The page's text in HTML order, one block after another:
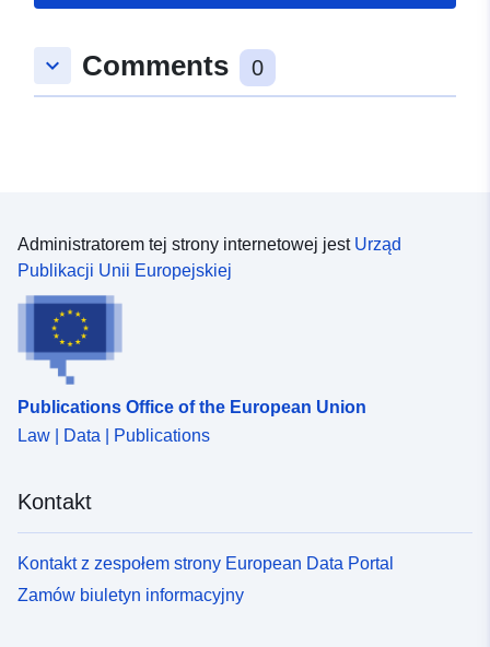
48.9363005 ], [ 9.0602687,
48.9350509 ], [ 9.0585888,
48.9350509 ], [ 9.0585888,
uriRef:
http://data.europa.eu/88u/dataset/
keyboard_arrow_down Comments 0
Administratorem tej strony internetowej jest Urząd
Publikacji Unii Europejskiej
Publications Office of the European Union
Law | Data | Publications
Kontakt
Kontakt z zespołem strony European Data Portal
Zamów biuletyn informacyjny